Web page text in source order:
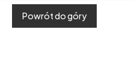
Powrót do góry